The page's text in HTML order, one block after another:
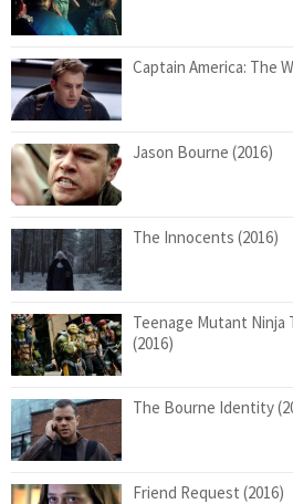
Captain America: The
Jason Bourne (2016)
The Innocents (2016)
Teenage Mutant
(2016)
The Bourne Identity
Friend Request (2016)